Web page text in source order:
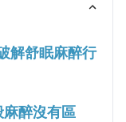
解舒眠麻醉行
醉沒有區